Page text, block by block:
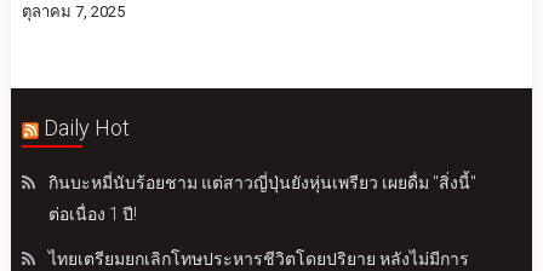
ตุลาคม 7, 2025
Daily Hot
กินบะหมี่นับร้อยชาม แต่สาวญี่ปุ่นยังหุ่นเพรียว เผยดื่ม "สิ่งนี้"
ต่อเนื่อง 1 ปี!
ไทยเตรียมยกเลิกโทษประหารชีวิตโดยปริยาย หลังไม่มีการ